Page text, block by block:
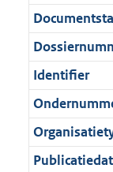
t
i
e
n
f
o
:
2
,
M
b
Identifier